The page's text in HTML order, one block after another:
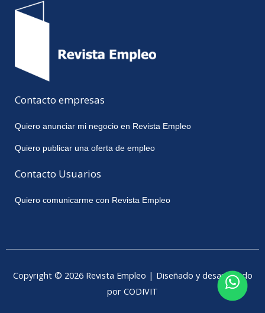
Contacto empresas
Quiero anunciar mi negocio en Revista Empleo
Quiero publicar una oferta de empleo
Contacto Usuarios
Quiero comunicarme con Revista Empleo
Copyright © 2026 Revista Empleo | Diseñado y desarrollado
por CODIVIT